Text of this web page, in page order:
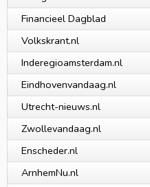
Financieel Dagblad
Volkskrant.nl
Inderegioamsterdam.nl
Eindhovenvandaag.nl
Utrecht-nieuws.nl
Zwollevandaag.nl
Enscheder.nl
ArnhemNu.nl